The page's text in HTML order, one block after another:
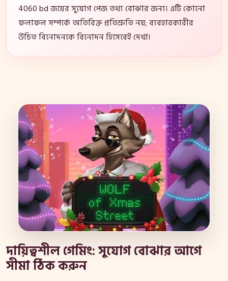
4060 bd জয়ের সুযোগ পেজ তথ্য বোঝার জন্য। এটি কোনো
ফলাফল সম্পর্কে অতিরিক্ত প্রতিশ্রুতি নয়; ব্যবহারকারীর
উচিত বিনোদনকে বিনোদন হিসেবেই দেখা।
দায়িত্বশীল গেমিং: সুযোগ বোঝার আগে
সীমা ঠিক করুন